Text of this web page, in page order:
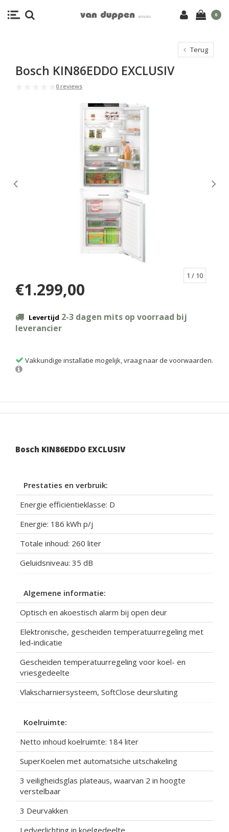
0
Terug
Bosch KIN86EDDO EXCLUSIV
0 reviews
1 / 10
€1.299,00
Levertijd 2-3 dagen mits op voorraad bij
leverancier
Vakkundige installatie mogelijk, vraag naar de voorwaarden.
Bosch KIN86EDDO EXCLUSIV
Prestaties en verbruik:
Energie efficiëntieklasse: D
Energie: 186 kWh p/j
Totale inhoud: 260 liter
Geluidsniveau: 35 dB
Algemene informatie:
Optisch en akoestisch alarm bij open deur
Elektronische, gescheiden temperatuurregeling met
led-indicatie
Gescheiden temperatuurregeling voor koel- en
vriesgedeelte
Vlakscharniersysteem, SoftClose deursluiting
Koelruimte:
Netto inhoud koelruimte: 184 liter
SuperKoelen met automatsiche uitschakeling
3 veiligheidsglas plateaus, waarvan 2 in hoogte
verstelbaar
3 Deurvakken